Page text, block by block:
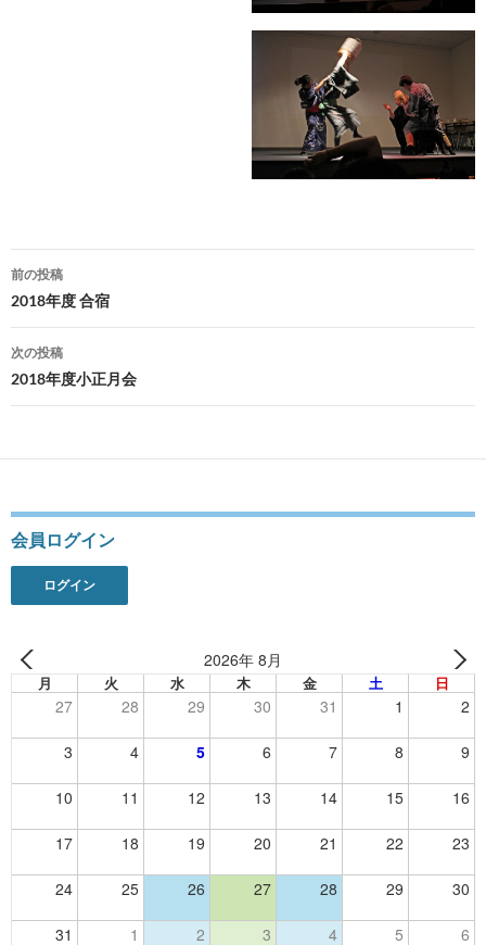
投
稿
ナ
ビ
ゲ
ー
ョ
ン
前の投稿
2018年度 合宿
次の投稿
2018年度小正月会
会員ログイン
ログイン
2026年 8月
月 火 水 木 金 土 日
27 28 29 30 31 1 2
3 4 5 6 7 8 9
10 11 12 13 14 15 16
17 18 19 20 21 22 23
24 25 26 27 28 29 30
31 1 2 3 4 5 6